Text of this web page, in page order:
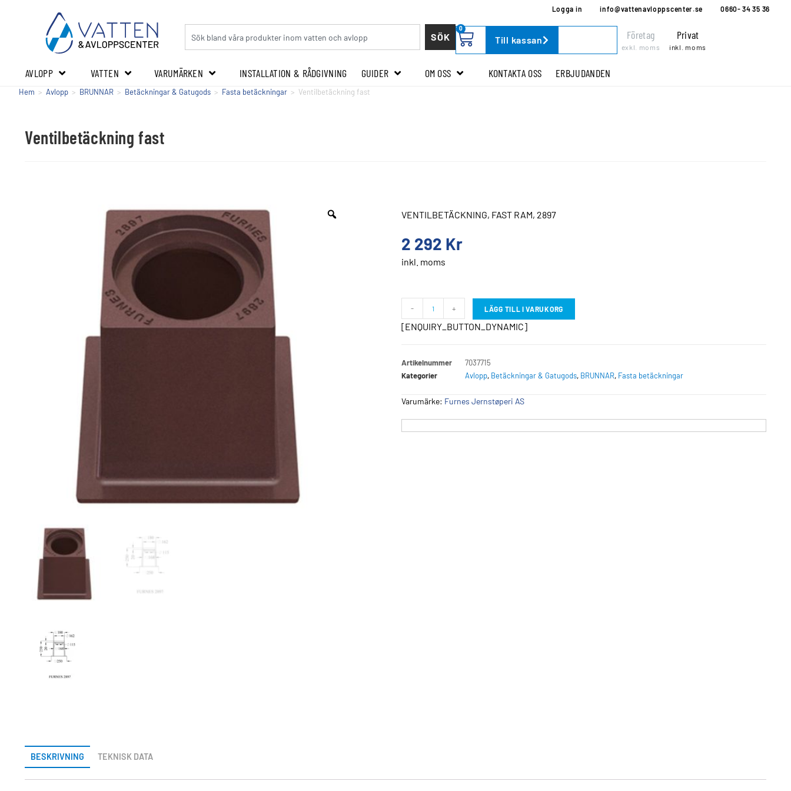
Logga in info@vattenavloppscenter.se 0660- 34 35 36
SÖK
0
Till kassan Företag
exkl. moms
Privat
inkl. moms
AVLOPP VATTEN VARUMÄRKEN INSTALLATION & RÅDGIVNING GUIDER OM OSS KONTAKTA OSS ERBJUDANDEN
Hem > Avlopp > BRUNNAR > Betäckningar & Gatugods > Fasta betäckningar > Ventilbetäckning fast
Ventilbetäckning fast
VENTILBETÄCKNING, FAST RAM, 2897
2 292 Kr
inkl. moms
- + LÄGG TILL I VARUKORG
[ENQUIRY_BUTTON_DYNAMIC]
Artikelnummer
7037715
Kategorier
Avlopp, Betäckningar & Gatugods, BRUNNAR, Fasta betäckningar
Varumärke: Furnes Jernstøperi AS
BESKRIVNING TEKNISK DATA